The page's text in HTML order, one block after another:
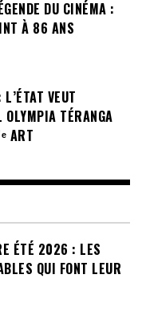
DU CINÉMA :
À 86 ANS
VEUT
OLYMPIA TÉRANGA
ART
ÉTÉ 2026 : LES
QUI FONT LEUR